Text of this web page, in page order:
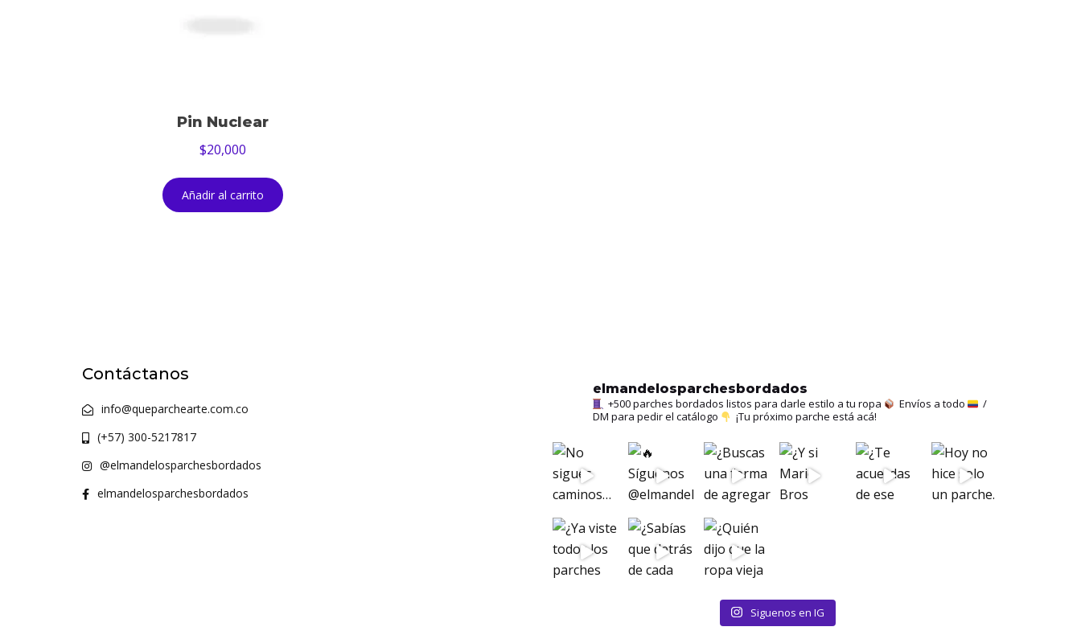
Pin Nuclear
$20,000
Añadir al carrito
Contáctanos
info@queparchearte.com.co
(+57) 300-5217817
@elmandelosparchesbordados
elmandelosparchesbordados
elmandelosparchesbordados
+500 parches bordados listos para darle estilo a tu ropa Envíos a todo
/
DM para pedir el catálogo
¡Tu próximo parche está acá!
Siguenos en IG